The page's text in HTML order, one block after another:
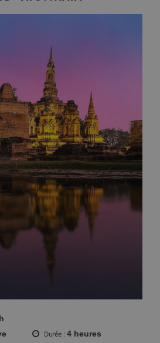
Durée
4 heures